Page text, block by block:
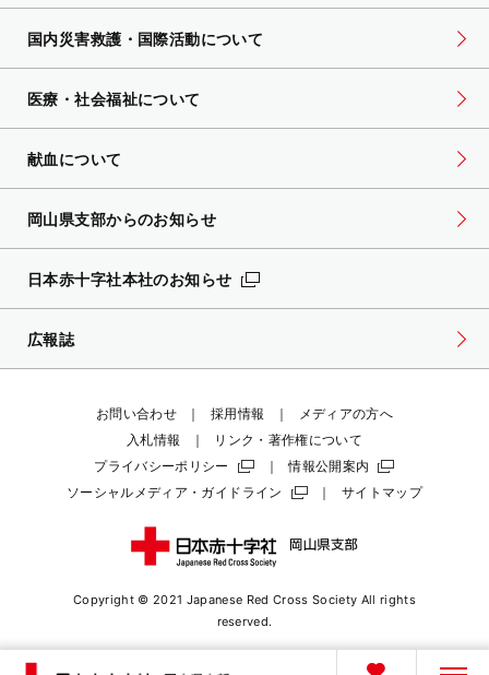
国内災害救護・国際活動について
医療・社会福祉について
献血について
岡山県支部からのお知らせ
日本赤十字社本社のお知らせ
広報誌
お問い合わせ 採用情報
メディアの方へ
入札情報
リンク・著作権について
プライバシーポリシー
情報公開案内
ソーシャルメディア・ガイドライン
サイトマップ
Copyright © 2021 Japanese Red Cross Society All rights
reserved.